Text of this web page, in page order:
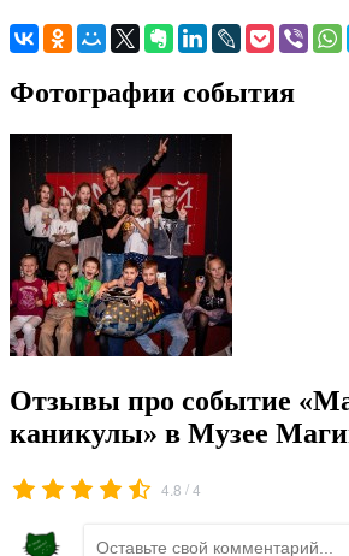
Фотографии события
Отзывы про событие
каникулы» в Музее
4.8 /4